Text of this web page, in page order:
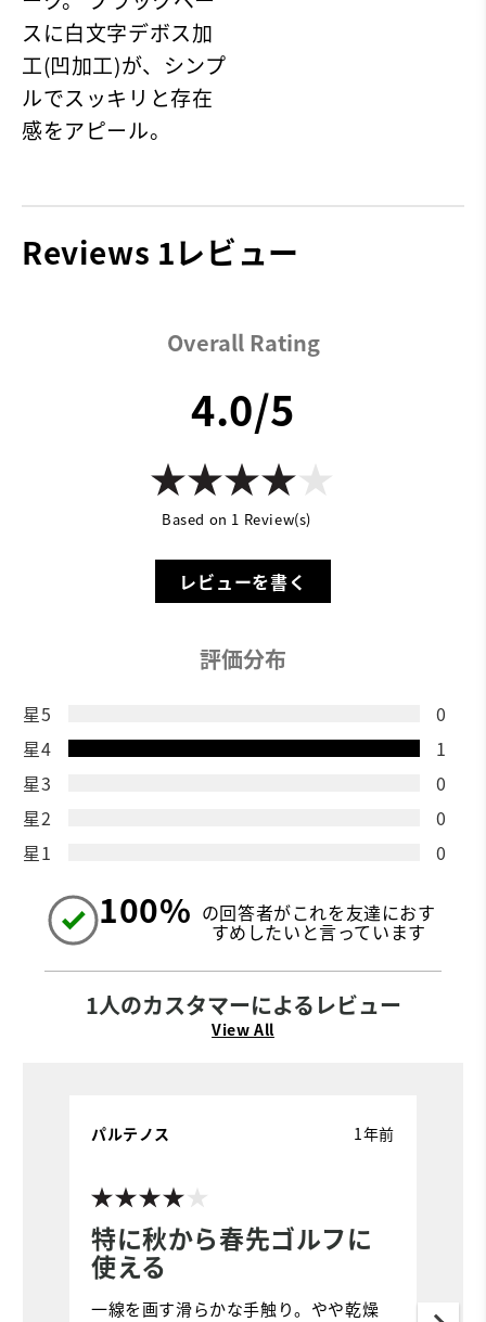
スに白文字デボス加
工(凹加工)が、シンプ
ルでスッキリと存在
感をアピール。
Reviews 1レビュー
Overall Rating
4.0/5
Based on 1 Review(s)
レビューを書く
評価分布
星5
0
星4
1
星3
0
星2
0
星1
0
100% の回答者がこれを友達におす
すめしたいと言っています
1人のカスタマーによるレビュー
View All
特に秋から春先ゴルフに
使える
1年前
パルテノス
一線を画す滑らかな手触り。やや乾燥